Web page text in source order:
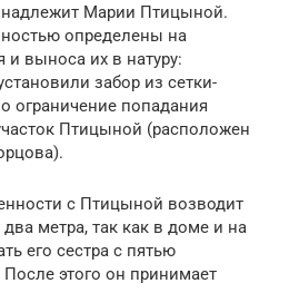
Марии Птицыной.
определены на
выноса их в натуру:
забор из сетки-
ограничение попадания
Птицыной (расположен
с Птицыной возводит
метра, так как в доме и на
его сестра с пятью
этого он принимает